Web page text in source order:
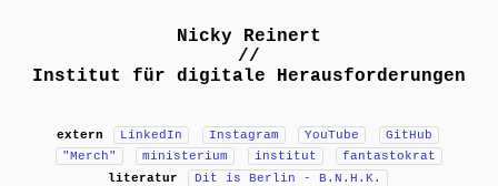
Nicky Reinert
//
Institut für digitale Herausforderungen
extern LinkedIn Instagram YouTube
GitHub
"Merch"
ministerium institut
fantastokrat
literatur
Dit is Berlin - B.N.H.K.